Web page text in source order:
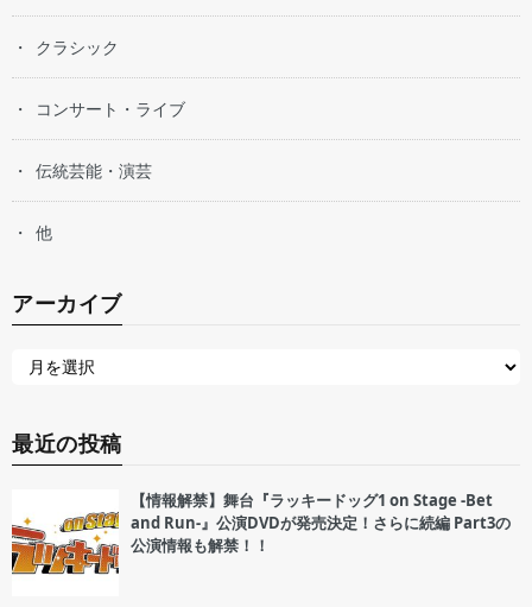
クラシック
コンサート・ライブ
伝統芸能・演芸
他
アーカイブ
最近の投稿
【情報解禁】舞台『ラッキードッグ1 on Stage -Bet
and Run-』公演DVDが発売決定！さらに続編 Part3の
公演情報も解禁！！